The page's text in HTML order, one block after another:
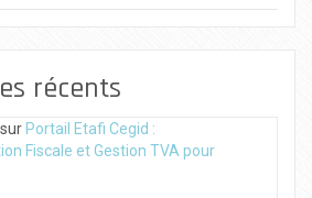
récents
sur Portail Etafi Cegid :
Fiscale et Gestion TVA pour